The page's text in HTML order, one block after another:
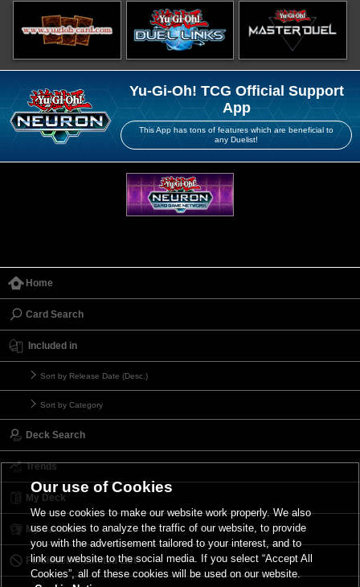
Yu-Gi-Oh! TCG Official Support
App
This App has tons of features which are beneficial to
any Duelist!
Home
Card Search
Included in
Sort by Release Date (Desc.)
Sort by Category
Deck Search
Trends
My Deck
My Card List
Forbidden & Limited List
Our use of Cookies
We use cookies to make our website work properly. We also
use cookies to analyze the traffic of our website, to provide
you with the advertisement tailored to your interest, and to
link our website to the social media. If you select “Accept All
Cookies”, all of these cookies will be used on our website.